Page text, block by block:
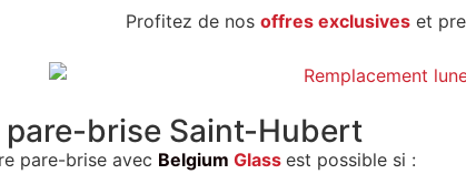
Profitez de nos offres exclusives et
brise Saint-Hubert
pare-brise avec Belgium Glass est possible si :